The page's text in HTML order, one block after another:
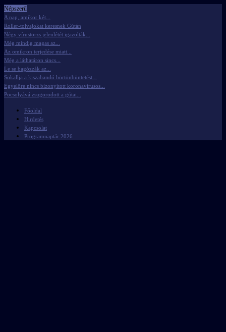
Népszerű
A nap, amikor két...
Roller-tolvajokat keresnek Gútán
Négy vírustörzs jelenlétét igazolták...
Még mindig magas az...
Az omikron terjedése miatt...
Még a láthatáron sincs...
Le se bagózzák az...
Sokallja a kiszabandó börtönbüntetést...
Egyelőre nincs bizonyított koronavírusos...
Pocsolyává zsugorodott a gútai...
Főoldal
Hirdetés
Kapcsolat
Programnaptár 2026